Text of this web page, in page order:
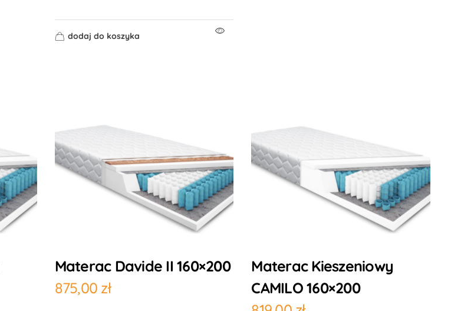
dodaj do koszyka
Materac Davide II 160×200
875,00 zł
Materac Kieszeniowy
CAMILO 160×200